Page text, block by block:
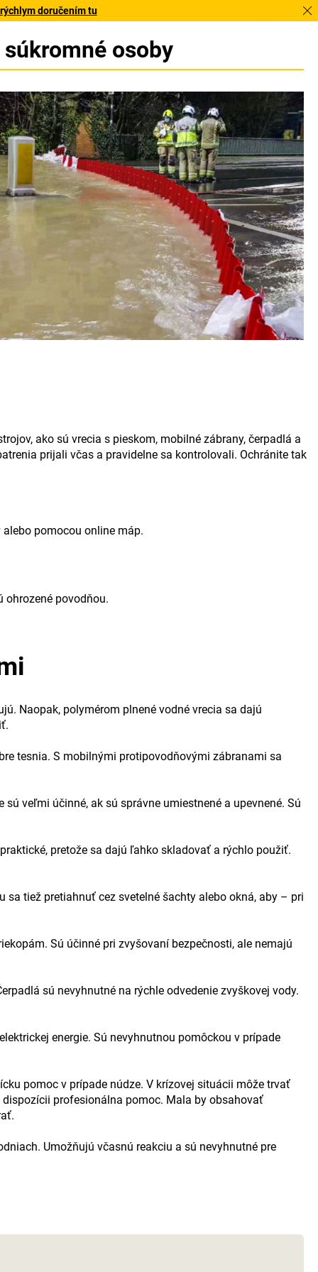
doručením tu
osoby
ako sú vrecia s pieskom, mobilné zábrany, čerpadlá a
prijali včas a pravidelne sa kontrolovali. Ochránite tak
pomocou online máp.
ohrozené povodňou.
Naopak, polymérom plnené vodné vrecia sa dajú
tesnia. S mobilnými protipovodňovými zábranami sa
veľmi účinné, ak sú správne umiestnené a upevnené. Sú
pretože sa dajú ľahko skladovať a rýchlo použiť.
tiež pretiahnuť cez svetelné šachty alebo okná, aby – pri
Sú účinné pri zvyšovaní bezpečnosti, ale nemajú
sú nevyhnutné na rýchle odvedenie zvyškovej vody.
energie. Sú nevyhnutnou pomôckou v prípade
pomoc v prípade núdze. V krízovej situácii môže trvať
profesionálna pomoc. Mala by obsahovať
Umožňujú včasnú reakciu a sú nevyhnutné pre